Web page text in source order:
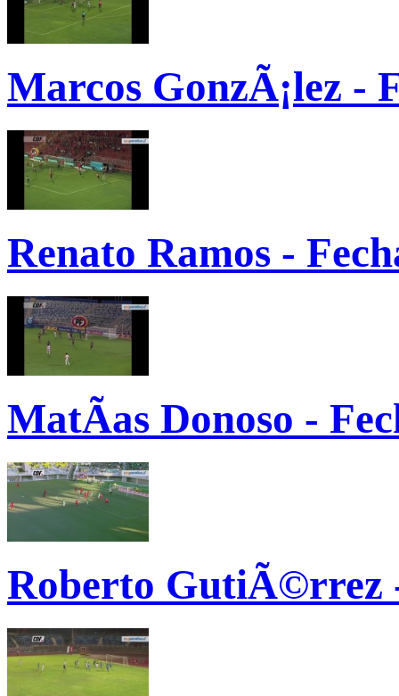
Marcos GonzÃ¡lez -
Renato Ramos -
MatÃ­as Donoso -
Roberto GutiÃ©rrez